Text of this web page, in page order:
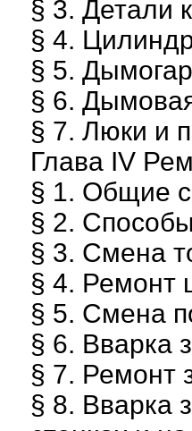
§ 3. Детали
§ 4.
§ 5.
§ 6.
§ 7. Люки и
Глава IV
§ 1. Общие
§ 2.
§ 3. Смена
§ 4. Ремонт
§ 5. Смена
§ 6. Вварка
§ 7. Ремонт
§ 8. Вварка